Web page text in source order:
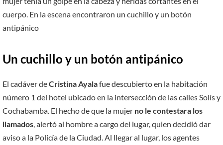
cuerpo. En la escena encontraron un cuchillo y un botón
antipánico
Un cuchillo y un botón antipánico
El cadáver deCristina Ayalafue descubierto en la habitación
número 1 del hotel ubicado en la intersección de las calles Solís y
Cochabamba. El hecho de que la mujer no le contestara los
llamados, alertó al hombre a cargo del lugar, quien decidió dar
aviso a la Policía de la Ciudad. Al llegar al lugar, los agentes